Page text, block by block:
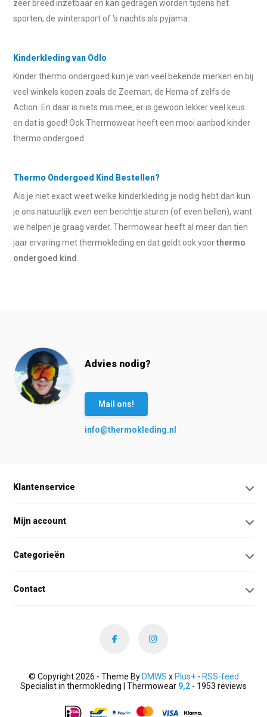
zeer breed inzetbaar en kan gedragen worden tijdens het
sporten, de wintersport of 's nachts als pyjama.
Kinderkleding van Odlo
Kinder thermo ondergoed kun je van veel bekende merken en bij
veel winkels kopen zoals de Zeeman, de Hema of zelfs de
Action. En daar is niets mis mee, er is gewoon lekker veel keus
en dat is goed! Ook Thermowear heeft een mooi aanbod kinder
thermo ondergoed.
Thermo Ondergoed Kind Bestellen?
Als je niet exact weet welke kinderkleding je nodig hebt dan kun
je ons natuurlijk even een berichtje sturen (of even bellen), want
we helpen je graag verder. Thermowear heeft al meer dan tien
jaar ervaring met thermokleding en dat geldt ook voorthermo
ondergoed kind
Advies nodig?
Mail ons!
info@thermokleding.nl
Klantenservice
Mijn account
Categorieën
Contact
© Copyright 2026 - Theme By DMWS x Plus+- RSS-feed
Specialist in thermokleding | Thermowear 9,2 - 1953 reviews